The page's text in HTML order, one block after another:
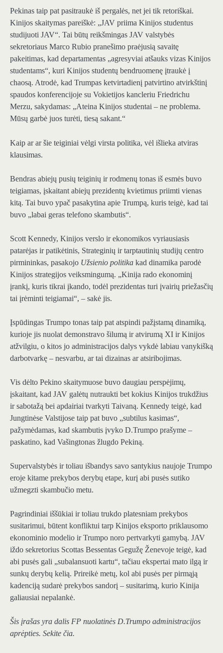
Pekinas taip pat pasitraukė iš pergalės, net jei tik retoriškai.
Kinijos skaitymas pareiškė: „JAV priima Kinijos studentus
studijuoti JAV“. Tai būtų reikšmingas JAV valstybės
sekretoriaus Marco Rubio pranešimo praėjusią savaitę
pakeitimas, kad departamentas „agresyviai atšauks vizas Kinijos
studentams“, kuri Kinijos studentų bendruomenę įtraukė į
chaosą. Atrodė, kad Trumpas ketvirtadienį patvirtino atvirkštinį
spaudos konferencijoje su Vokietijos kancleriu Friedrichu
Merzu, sakydamas: „Ateina Kinijos studentai – ne problema.
Mūsų garbė juos turėti, tiesą sakant.“
Kaip ar ar šie teiginiai vėlgi virsta politika, vėl išlieka atviras
klausimas.
Bendras abiejų pusių teiginių ir rodmenų tonas iš esmės buvo
teigiamas, įskaitant abiejų prezidentų kvietimus priimti vienas
kitą. Tai buvo ypač pasakytina apie Trumpą, kuris teigė, kad tai
buvo „labai geras telefono skambutis“.
Scott Kennedy, Kinijos verslo ir ekonomikos vyriausiasis
patarėjas ir patikėtinis, Strateginių ir tarptautinių studijų centro
pirmininkas, pasakojo Užsienio politika kad dinamika parodė
Kinijos strategijos veiksmingumą. „Kinija rado ekonominį
įrankį, kuris tikrai įkando, todėl prezidentas turi įvairių priežasčių
tai įrėminti teigiamai“, – sakė jis.
Įspūdingas Trumpo tonas taip pat atspindi pažįstamą dinamiką,
kurioje jis nuolat demonstravo šilumą ir atvirumą XI ir Kinijos
atžvilgiu, o kitos jo administracijos dalys vykdė labiau vanykišką
darbotvarkę – nesvarbu, ar tai dizainas ar atsiribojimas.
Vis dėlto Pekino skaitymuose buvo daugiau perspėjimų,
įskaitant, kad JAV galėtų nutraukti bet kokius Kinijos trukdžius
ir sabotažą bei apdairiai tvarkyti Taivaną. Kennedy teigė, kad
Jungtinėse Valstijose taip pat buvo „subtilus kasimas“,
pažymėdamas, kad skambutis įvyko D.Trumpo prašyme –
paskatino, kad Vašingtonas žlugdo Pekiną.
Supervalstybės ir toliau išbandys savo santykius naujoje Trumpo
eroje kitame prekybos derybų etape, kurį abi pusės sutiko
užmegzti skambučio metu.
Pagrindiniai iššūkiai ir toliau trukdo platesniam prekybos
susitarimui, būtent konfliktui tarp Kinijos eksporto priklausomo
ekonominio modelio ir Trumpo noro pertvarkyti gamybą. JAV
iždo sekretorius Scottas Bessentas Gegužę Ženevoje teigė, kad
abi pusės gali „subalansuoti kartu“, tačiau ekspertai mato ilgą ir
sunkų derybų kelią. Prireikė metų, kol abi pusės per pirmąją
kadenciją sudarė prekybos sandorį – susitarimą, kurio Kinija
galiausiai nepalankė.
Šis įrašas yra dalis FP nuolatinės D.Trumpo administracijos
aprėpties. Sekite čia.